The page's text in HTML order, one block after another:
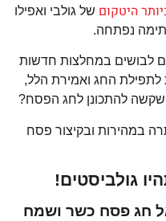
היטקום של גולבי ואפילו
נפתחה.
לבושים במחלצות חדשות
לתפילת החג ואמירת הלל,
להתכונן לחג הפסח?
במהירות ובקיצור פסח
גולביסטים!
חג פסח כשר ושמח